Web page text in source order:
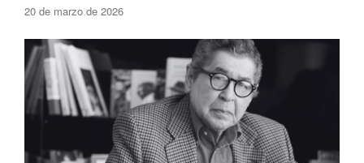
20 de marzo de 2026